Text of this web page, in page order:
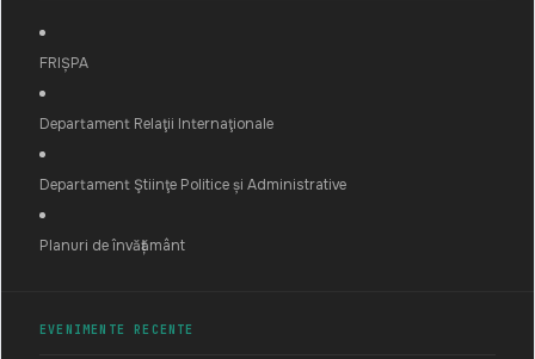
FRIȘPA
Departament Relaţii Internaţionale
Departament Ştiinţe Politice și Administrative
Planuri de învățământ
EVENIMENTE RECENTE